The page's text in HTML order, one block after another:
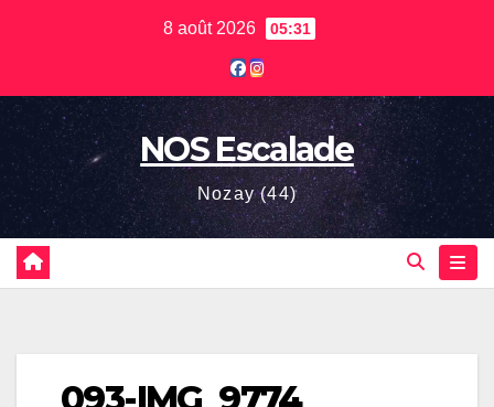
8 août 2026 05:31
NOS Escalade
Nozay (44)
093-IMG_9774